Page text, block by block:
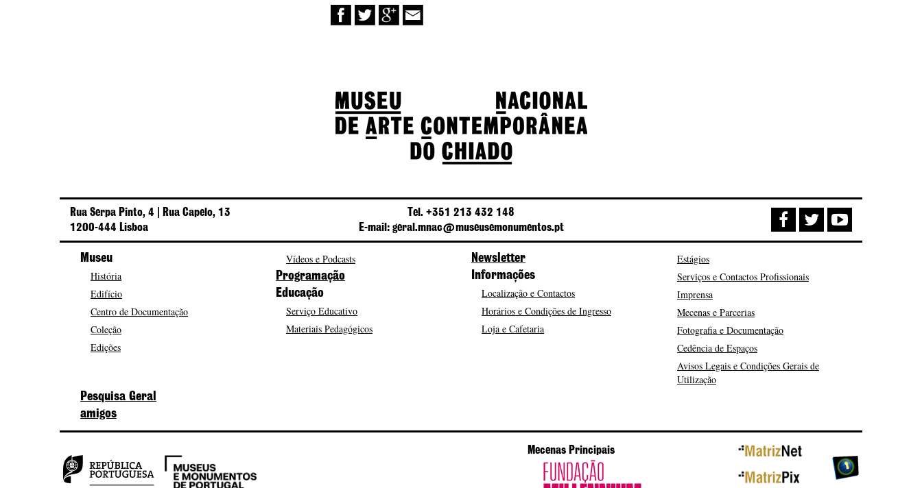
Rua Serpa Pinto, 4 | Rua Capelo, 13
1200-444 Lisboa
Tel. +351 213 432 148
E-mail: geral.mnac@museusemonumentos.pt
Museu
História
Edifício
Centro de Documentação
Coleção
Edições
Vídeos e Podcasts
Programação
Educação
Serviço Educativo
Materiais Pedagógicos
Newsletter
Informações
Localização e Contactos
Horários e Condições de Ingresso
Loja e Cafetaria
Estágios
Serviços e Contactos Profissionais
Imprensa
Mecenas e Parcerias
Fotografia e Documentação
Cedência de Espaços
Avisos Legais e Condições Gerais de
Utilização
Pesquisa Geral
amigos
Mecenas Principais